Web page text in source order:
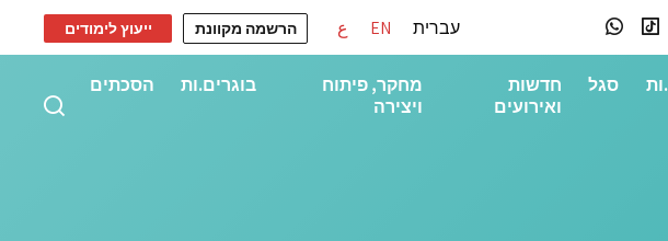
עברית EN ع הרשמה מקוונת ייעוץ לימודים
סגל
חדשות
ואירועים
מחקר, פיתוח
ויצירה
בוגרים.ות הסכתים